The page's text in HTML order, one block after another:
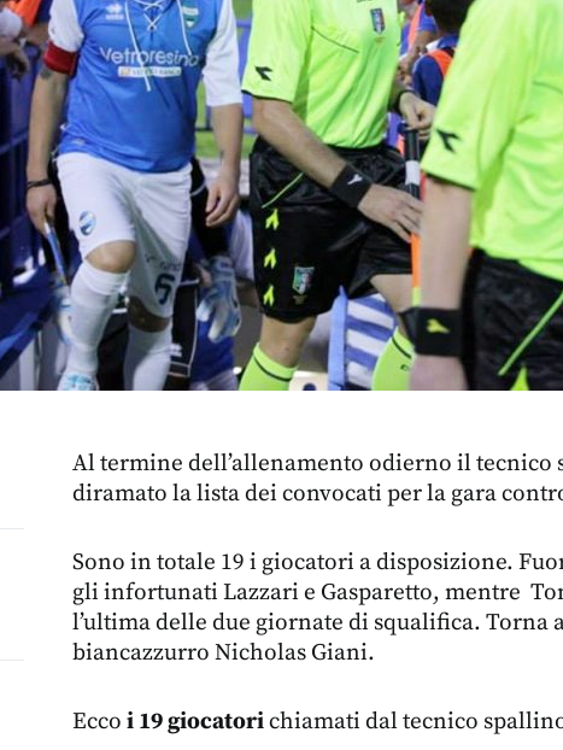
Al termine dell’allenamento odierno il tecnico
diramato la lista dei convocati per la gara
Sono in totale 19 i giocatori a disposizione.
gli infortunati Lazzari e Gasparetto, mentre
l’ultima delle due giornate di squalifica. Torna
biancazzurro Nicholas Giani.
Ecco i 19 giocatorichiamati dal tecnico